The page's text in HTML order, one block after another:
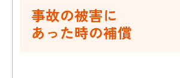
自転車で転倒しケ
走
事故の被害に
あった時の補償